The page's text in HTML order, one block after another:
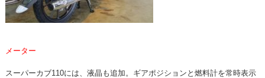
メーター
スーパーカブ110には、液晶も追加。ギアポジションと燃料計を常時表示